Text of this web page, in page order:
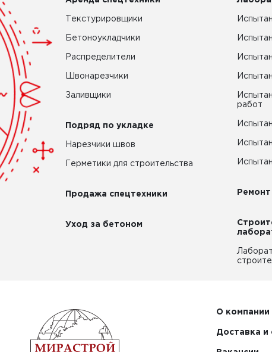
Текстурировщики
Бетоноукладчики
Распределители
Швонарезчики
Заливщики
Подряд по укладке
Нарезчики швов
Герметики для строительства
Продажа спецтехники
Уход за бетоном
работ
О компании
Доставка и